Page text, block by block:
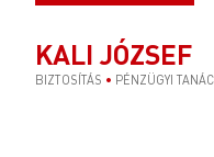
KALI JÓZSEF
BIZTOSÍTÁS • PÉNZÜGYI